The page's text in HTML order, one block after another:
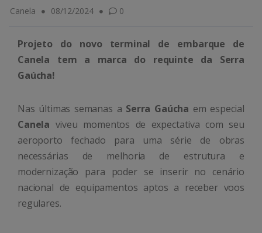
Canela 08/12/2024 0
Projeto do novo terminal de embarque de
Canela tem a marca do requinte da Serra
Gaúcha!
Nas últimas semanas a Serra Gaúcha em especial
Canela viveu momentos de expectativa com seu
aeroporto fechado para uma série de obras
necessárias de melhoria de estrutura e
modernização para poder se inserir no cenário
nacional de equipamentos aptos a receber voos
regulares.